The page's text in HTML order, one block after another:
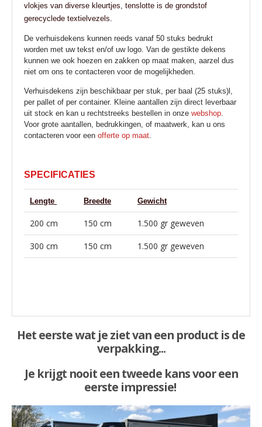
vlokjes van diverse kleurtjes, tenslotte is de grondstof
gerecyclede textielvezels.
De verhuisdekens kunnen reeds vanaf 50 stuks bedrukt
worden met uw tekst en/of uw logo. Van de gestikte dekens
kunnen we ook hoezen en zakken op maat maken, aarzel dus
niet om ons te contacteren voor de mogelijkheden.
Verhuisdekens zijn beschikbaar per stuk, per baal (25 stuks)l,
per pallet of per container. Kleine aantallen zijn direct leverbaar
uit stock en kan u rechtstreeks bestellen in onze webshop.
Voor grote aantallen, bedrukkingen, of maatwerk, kan u ons
contacteren voor een offerte op maat.
SPECIFICATIES
Lengte Breedte Gewicht
200 cm 150 cm 1.500 gr geweven
300 cm 150 cm 1.500 gr geweven
Het eerste wat je ziet van een product is de
verpakking...
Je krijgt nooit een tweede kans voor een
eerste impressie!